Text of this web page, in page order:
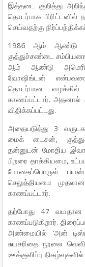
இத்தடை குறித்து
தொடர்பாக
செய்வதற்கு
1986 ஆம் ஆண்டு
குத்துச்சண்டை
ஆம் ஆண்டு
வோஷிங்டன் என்பவரை
தொடர்பான
காணப்பட்டார். அதனால்
விதிக்கப்பட்டது.
அதையடுத்து 3
மைக் டைசன்,
தன்னுடன் மோதிய
பிறரை தாக்கியமை,
போதைப்பொருள்
செலுத்தியமை
காணப்பட்டார்.
தற்போது 47 வயதான
காணப்படுகிறார்.
அண்மையில் 'அன்
சுயசரிதை நூலை
ஊக்குவிப்பு